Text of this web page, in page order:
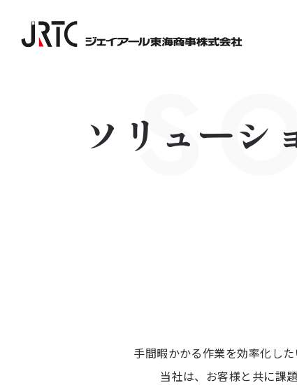
ソリューシ
手間暇かかる作業を効率化し
当社は、お客様と共に課